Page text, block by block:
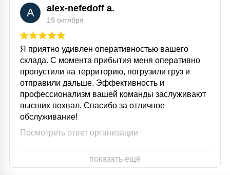
A alex-nefedoff a.
19 октября
Я приятно удивлен оперативностью вашего
склада. С момента прибытия меня оперативно
пропустили на территорию, погрузили груз и
отправили дальше. Эффективность и
профессионализм вашей команды заслуживают
высших похвал. Спасибо за отличное
обслуживание!
Посмотреть ответ организации
показать ещё